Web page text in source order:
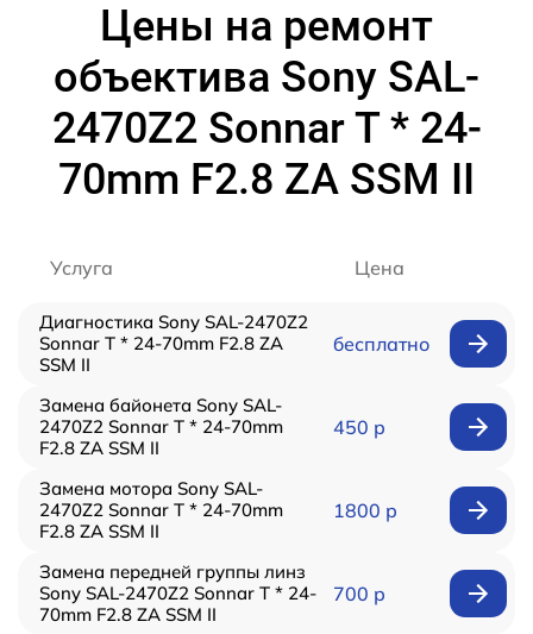
Цены на ремонт
объектива Sony SAL-
2470Z2 Sonnar T * 24-
70mm F2.8 ZA SSM II
Услуга Цена
Диагностика Sony SAL-2470Z2
Sonnar T * 24-70mm F2.8 ZA
SSM II
бесплатно
Замена байонета Sony SAL-
2470Z2 Sonnar T * 24-70mm
F2.8 ZA SSM II
450 р
Замена мотора Sony SAL-
2470Z2 Sonnar T * 24-70mm
F2.8 ZA SSM II
1800 р
Замена передней группы линз
Sony SAL-2470Z2 Sonnar T * 24-
70mm F2.8 ZA SSM II
700 р